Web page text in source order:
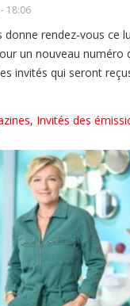
18:06
donne rendez-vous ce
un nouveau numéro
invités qui seront
, Invités des